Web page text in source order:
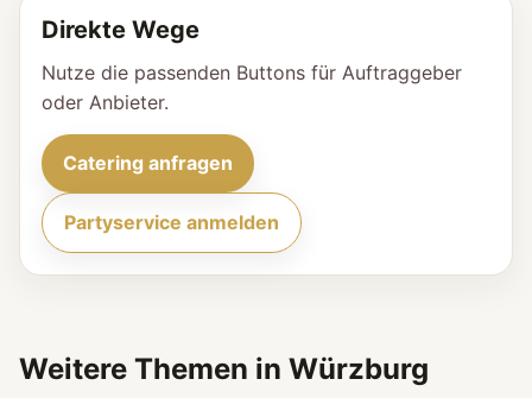
Direkte Wege
Nutze die passenden Buttons für Auftraggeber
oder Anbieter.
Catering anfragen
Partyservice anmelden
Weitere Themen in Würzburg